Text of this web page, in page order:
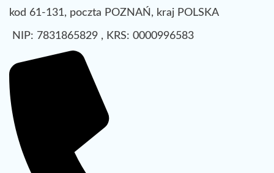
kod 61-131, poczta POZNAŃ, kraj POLSKA
NIP: 7831865829 , KRS: 0000996583